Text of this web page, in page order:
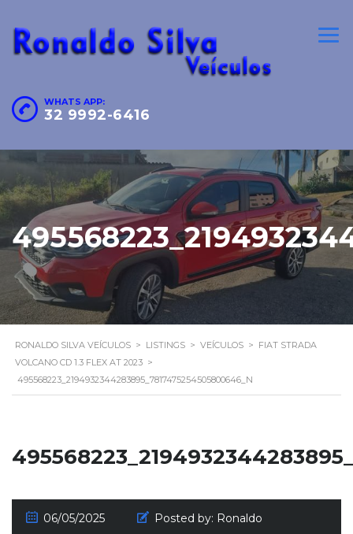
WHATS APP:
32 9992-6416
RONALDO SILVA VEÍCULOS > LISTINGS > VEÍCULOS > FIAT STRADA
VOLCANO CD 1.3 FLEX AT 2023 >
495568223_2194932344283895_7817475254505800646_N
06/05/2025 Posted by: Ronaldo